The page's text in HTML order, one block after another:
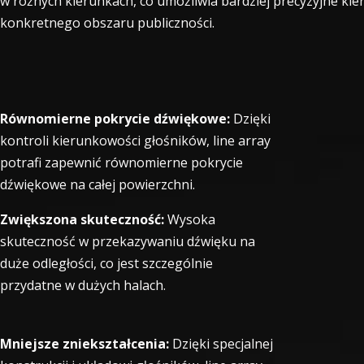
konkretnego obszaru publiczności.
Równomierne pokrycie dźwiękowe: Dzięki
kontroli kierunkowości głośników, line array
potrafi zapewnić równomierne pokrycie
dźwiękowe na całej powierzchni.
Zwiększona skuteczność:Wysoka
skuteczność w przekazywaniu dźwięku na
duże odległości, co jest szczególnie
przydatne w dużych halach.
Mniejsze zniekształcenia: Dzięki specjalnej